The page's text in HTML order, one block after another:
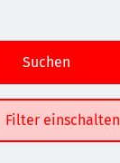
Suchen
Filter einschalten